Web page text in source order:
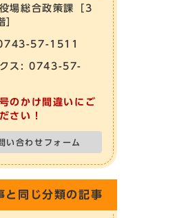
場総合政策課［3
］
57-1511
クス: 0743-57-
のかけ間違いにご
さい！
い合わせフォーム
と同じ分類の記事